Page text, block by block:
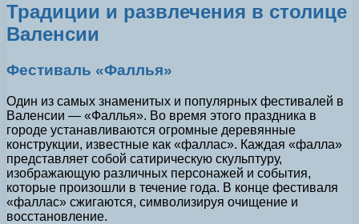
Традиции и развлечения в столице
Валенсии
Фестиваль «Фаллья»
Один из самых знаменитых и популярных фестивалей в
Валенсии — «Фаллья». Во время этого праздника в
городе устанавливаются огромные деревянные
конструкции, известные как «фаллас». Каждая «фалла»
представляет собой сатирическую скульптуру,
изображающую различных персонажей и события,
которые произошли в течение года. В конце фестиваля
«фаллас» сжигаются, символизируя очищение и
восстановление.